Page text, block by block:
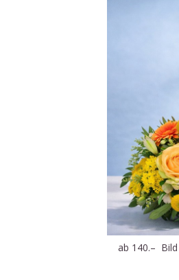
ab 140.–